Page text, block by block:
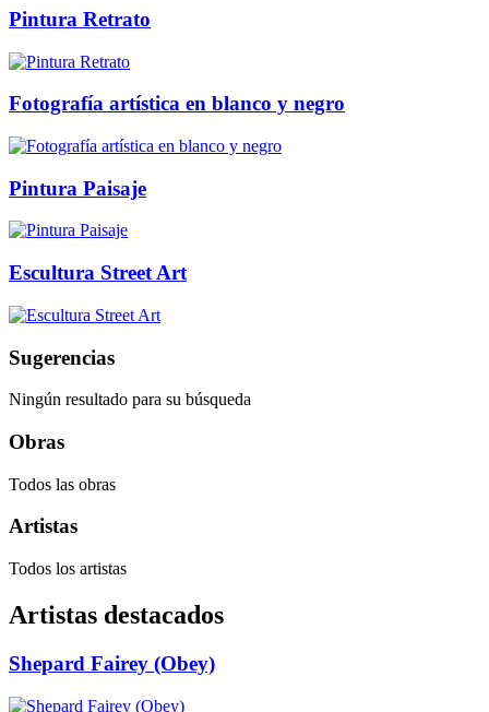
Pintura Retrato
Fotografía artística en blanco y negro
Pintura Paisaje
Escultura Street Art
Sugerencias
Ningún resultado para su búsqueda
Obras
Todos las obras
Artistas
Todos los artistas
Artistas destacados
Shepard Fairey (Obey)